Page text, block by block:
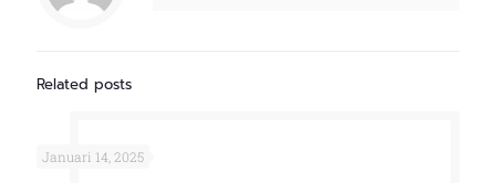
Related posts
Januari 14, 2025